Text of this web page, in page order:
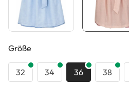
Größe
32 34 36 38